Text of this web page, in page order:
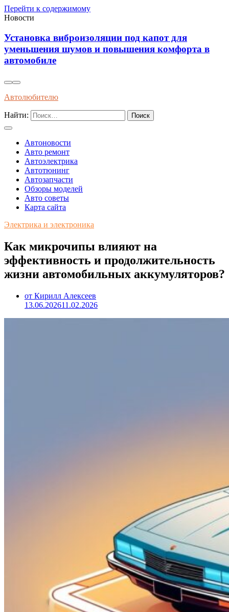
Перейти к содержимому
Новости
Установка виброизоляции под капот для
уменьшения шумов и повышения комфорта в
автомобиле
Автолюбителю
Найти:
Автоновости
Авто ремонт
Автоэлектрика
Автотюнинг
Автозапчасти
Обзоры моделей
Авто советы
Карта сайта
Электрика и электроника
Как микрочипы влияют на
эффективность и продолжительность
жизни автомобильных аккумуляторов?
от Кирилл Алексеев
13.06.202611.02.2026